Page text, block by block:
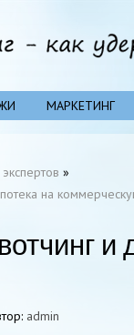
МАРКЕТИНГ
»
на
и
admin